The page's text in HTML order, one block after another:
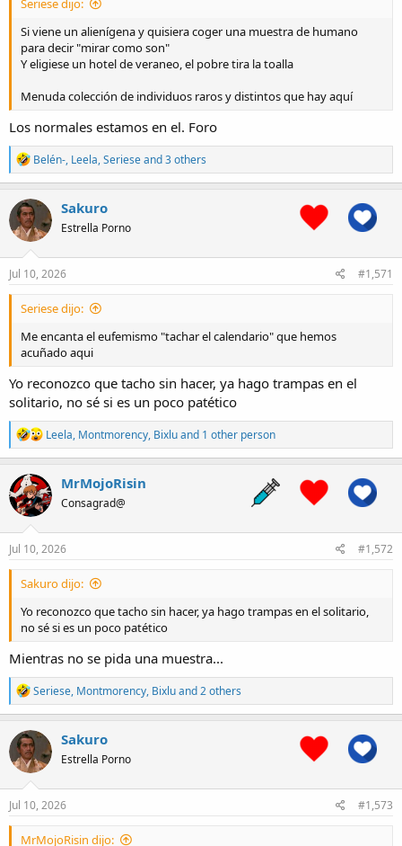
Seriese dijo:
Si viene un alienígena y quisiera coger una muestra de humano
para decir "mirar como son"
Y eligiese un hotel de veraneo, el pobre tira la toalla
Menuda colección de individuos raros y distintos que hay aquí
Los normales estamos en el. Foro
R
e
a
c
t
i
o
n
s
Belén-, Leela,Serieseand 3 others
Sakuro
Estrella Porno
Jul 10, 2026 #1,571
Seriese dijo:
Me encanta el eufemismo "tachar el calendario" que hemos
acuñado aqui
Yo reconozco que tacho sin hacer, ya hago trampas en el
solitario, no sé si es un poco patético
R
e
a
c
t
i
n
s
Leela, Montmorency, Bixluand 1 other person
MrMojoRisin
Consagrad@
Jul 10, 2026 #1,572
Sakuro dijo:
Yo reconozco que tacho sin hacer, ya hago trampas en el solitario,
no sé si es un poco patético
Mientras no se pida una muestra...
R
e
a
c
t
i
o
n
s
Seriese, Montmorency, Bixluand 2 others
Sakuro
Estrella Porno
Jul 10, 2026 #1,573
MrMojoRisin dijo: